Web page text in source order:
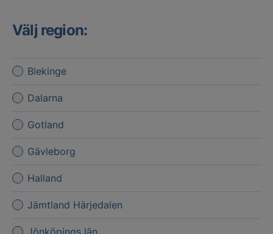
Välj region:
Blekinge
Dalarna
Gotland
Gävleborg
Halland
Jämtland Härjedalen
Jönköpings län